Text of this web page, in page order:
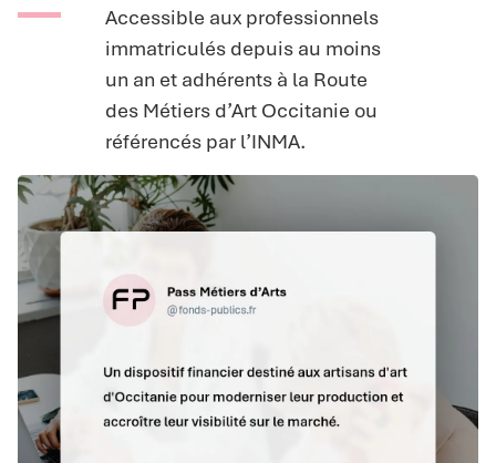
Accessible aux professionnels
immatriculés depuis au moins
un an et adhérents à la Route
des Métiers d’Art Occitanie ou
référencés par l’INMA.